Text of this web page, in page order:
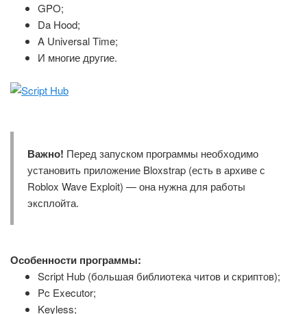
GPO;
Da Hood;
A Universal Time;
И многие другие.
Важно! Перед запуском программы необходимо
установить приложение Bloxstrap (есть в архиве с
Roblox Wave Exploit) — она нужна для работы
эксплойта.
Особенности программы:
Script Hub (большая библиотека читов и скриптов);
Pc Executor;
Keyless;